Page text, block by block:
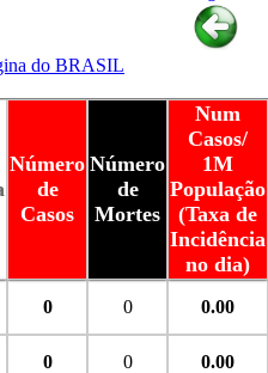
do BRASIL
Número
de
Casos
Número
de
Mortes
Num
Casos/
1M
População
(Taxa de
Incidência
no dia)
0 0 0.00
0 0 0.00